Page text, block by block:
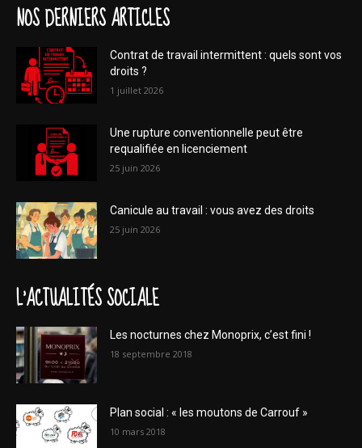
NOS DERNIERS ARTICLES
Contrat de travail intermittent : quels sont vos
droits ?
1 juillet 2026
Une rupture conventionnelle peut être
requalifiée en licenciement
25 juin 2026
Canicule au travail : vous avez des droits
25 juin 2026
L'ACTUALITÉS SOCIALE
Les nocturnes chez Monoprix, c’est fini !
18 septembre 2018
Plan social : « les moutons de Carrouf »
10 mars 2018